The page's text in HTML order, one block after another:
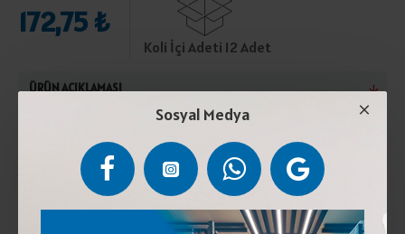
Sosyal Medya
172,75 ₺
Koli İçi Adeti 12 Adet
ÜRÜN AÇIKLAMASI
rutubetsiz ortamda, oda sıcaklığında muhafaza
ediniz.Türk Gıda Kodeksine uygun üretilmiştir.